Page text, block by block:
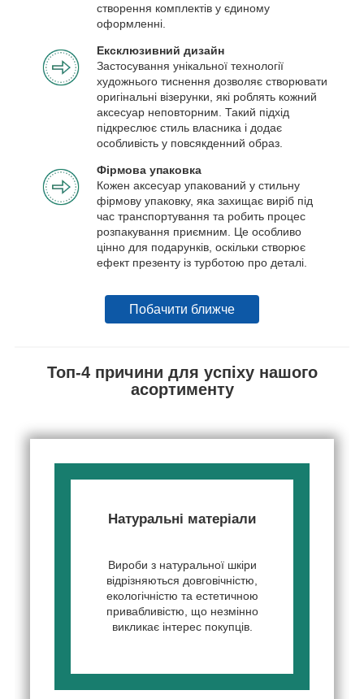
створення комплектів у єдиному
оформленні.
Ексклюзивний дизайн
Застосування унікальної технології
художнього тиснення дозволяє створювати
оригінальні візерунки, які роблять кожний
аксесуар неповторним. Такий підхід
підкреслює стиль власника і додає
особливість у повсякденний образ.
Фірмова упаковка
Кожен аксесуар упакований у стильну
фірмову упаковку, яка захищає виріб під
час транспортування та робить процес
розпакування приємним. Це особливо
цінно для подарунків, оскільки створює
ефект презенту із турботою про деталі.
Побачити ближче
Топ-4 причини для успіху нашого
асортименту
Натуральні матеріали
Вироби з натуральної шкіри
відрізняються довговічністю,
екологічністю та естетичною
привабливістю, що незмінно
викликає інтерес покупців.